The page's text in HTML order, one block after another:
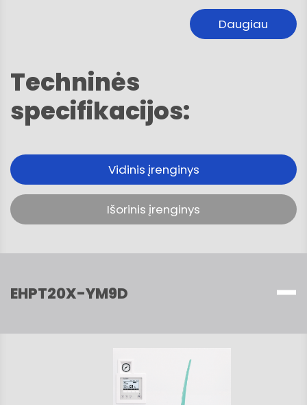
Daugiau
Techninės
specifikacijos:
Vidinis įrenginys
Išorinis įrenginys
EHPT20X-YM9D